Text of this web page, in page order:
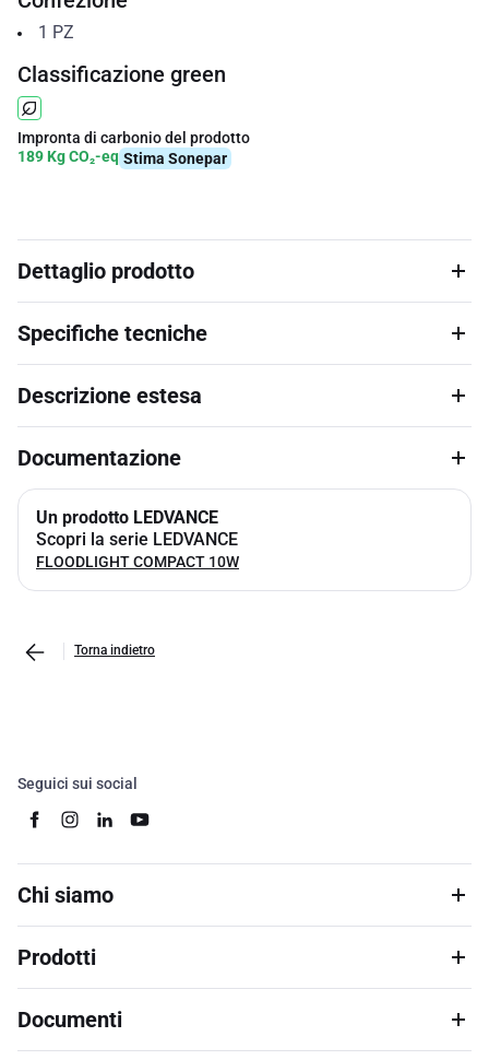
1 PZ
Classificazione green
Impronta di carbonio del prodotto
189 Kg CO₂-eq Stima Sonepar
Dettaglio prodotto
Specifiche tecniche
Descrizione estesa
Documentazione
Un prodotto LEDVANCE
Scopri la serie LEDVANCE
FLOODLIGHT COMPACT 10W
Torna indietro
Seguici sui social
Chi siamo
Prodotti
Documenti